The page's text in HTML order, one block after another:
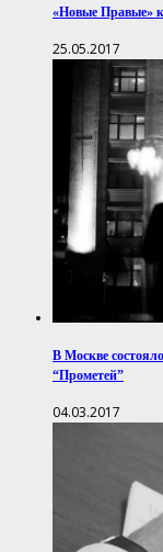
«Новые Правые»
25.05.2017
В Москве
“Прометей”
04.03.2017